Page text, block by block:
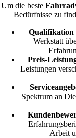
Um die beste
Bedürfnisse zu
Werkstatt
Preis-
Leistungen
Spektrum an
Arbeit